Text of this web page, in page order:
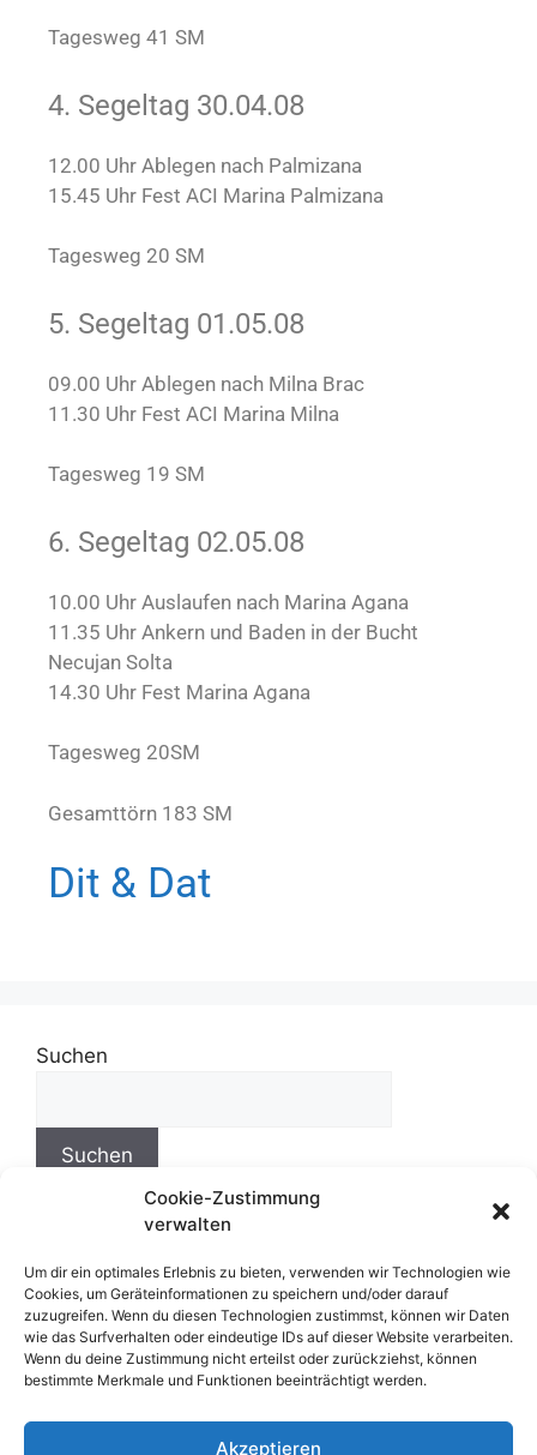
Cookie-Zustimmung
verwalten
Um dir ein optimales Erlebnis zu bieten, verwenden wir Technologien wie
Cookies, um Geräteinformationen zu speichern und/oder darauf
zuzugreifen. Wenn du diesen Technologien zustimmst, können wir Daten
wie das Surfverhalten oder eindeutige IDs auf dieser Website verarbeiten.
Wenn du deine Zustimmung nicht erteilst oder zurückziehst, können
bestimmte Merkmale und Funktionen beeinträchtigt werden.
Akzeptieren
Tagesweg 41 SM
4. Segeltag 30.04.08
12.00 Uhr Ablegen nach Palmizana
15.45 Uhr Fest ACI Marina Palmizana
Tagesweg 20 SM
5. Segeltag 01.05.08
09.00 Uhr Ablegen nach Milna Brac
11.30 Uhr Fest ACI Marina Milna
Tagesweg 19 SM
6. Segeltag 02.05.08
10.00 Uhr Auslaufen nach Marina Agana
11.35 Uhr Ankern und Baden in der Bucht
Necujan Solta
14.30 Uhr Fest Marina Agana
Tagesweg 20SM
Gesamttörn 183 SM
Dit & Dat
Suchen
Suchen
Impressum
Datenschutzerklärung